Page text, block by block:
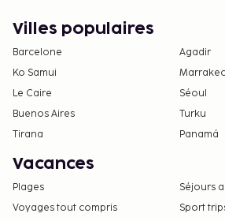
Villes populaires
Barcelone
Agadir
Ko Samui
Le Caire
Séoul
Buenos Aires
Turku
Tirana
Panamá
Vacances
Plages
Séjours
Voyages tout compris
Sport